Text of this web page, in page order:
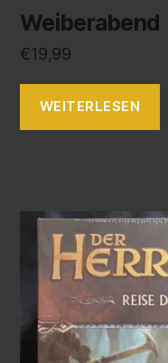
Weiberabend
€19,99
WEITERLESEN